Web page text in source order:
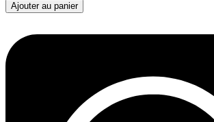
Ajouter au panier